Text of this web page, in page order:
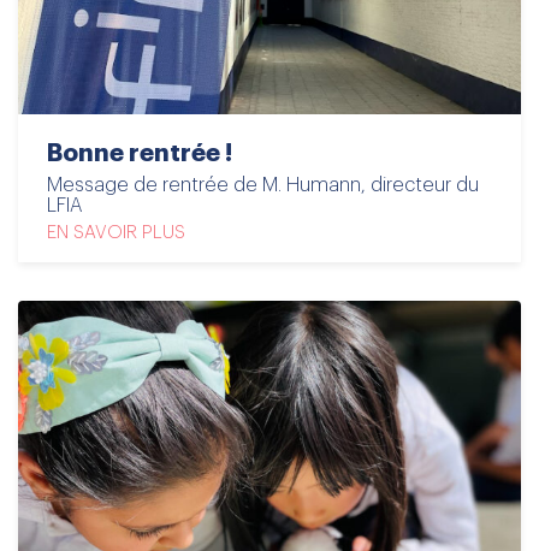
Bonne rentrée !
Message de rentrée de M. Humann, directeur du
LFIA
EN SAVOIR PLUS